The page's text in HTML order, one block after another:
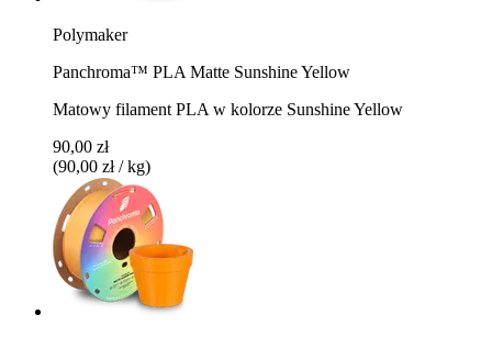
Polymaker
Panchroma™ PLA Matte Sunshine Yellow
Matowy filament PLA w kolorze Sunshine Yellow
90,00 zł
(90,00 zł / kg)